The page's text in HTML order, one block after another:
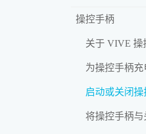
操控手柄
关于 VIVE 操
为操控手柄充
启动或关闭操
将操控手柄